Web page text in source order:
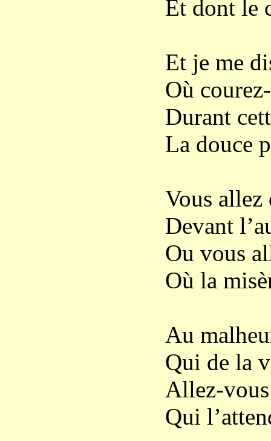
Et dont le
Et je me
Où
Durant
La douce
Vous allez
Devant
Ou vous
Où la
Au
Qui de la
Allez-
Qui